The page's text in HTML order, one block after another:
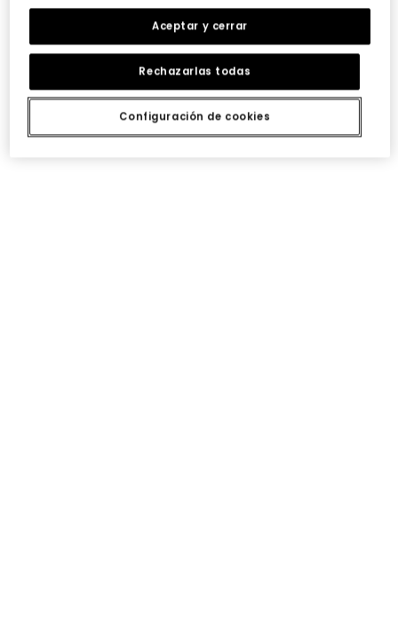
Configuración de cookies
Rechazarlas todas
Aceptar y cerrar